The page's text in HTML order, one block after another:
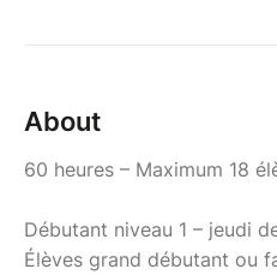
About
60 heures – Maximum 18
Débutant niveau 1 – jeudi
Élèves grand débutant ou